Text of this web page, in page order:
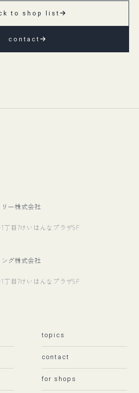
to shop list
contact
ー株式会社
丁目7けいはんなプラザ9F
グ株式会社
丁目7けいはんなプラザ9F
topics
contact
for shops